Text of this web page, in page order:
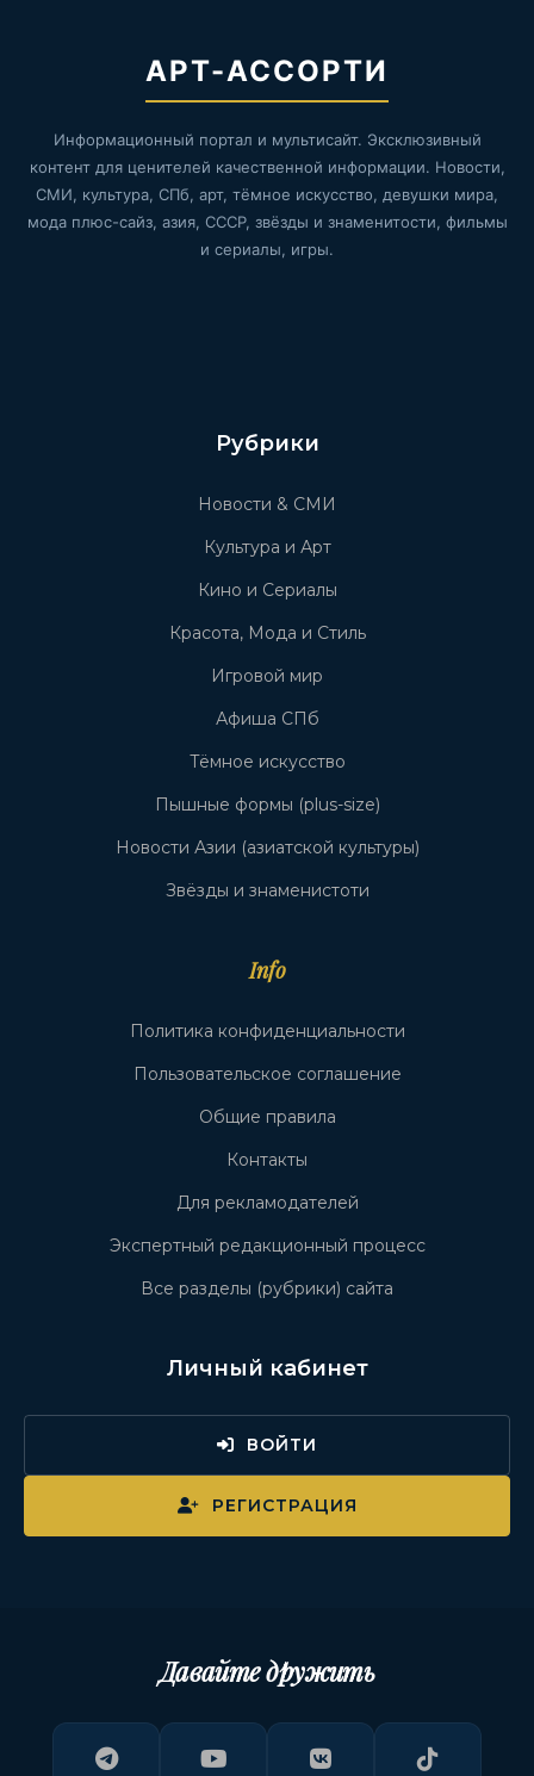
АРТ-АССОРТИ
Информационный портал и мультисайт. Эксклюзивный
контент для ценителей качественной информации. Новости,
СМИ, культура, СПб, арт, тёмное искусство, девушки мира,
мода плюс-сайз, азия, СССР, звёзды и знаменитости, фильмы
и сериалы, игры.
Рубрики
Новости & СМИ
Культура и Арт
Кино и Сериалы
Красота, Мода и Стиль
Игровой мир
Афиша СПб
Тёмное искусство
Пышные формы (plus-size)
Новости Азии (азиатской культуры)
Звёзды и знаменистоти
Info
Политика конфиденциальности
Пользовательское соглашение
Общие правила
Контакты
Для рекламодателей
Экспертный редакционный процесс
Все разделы (рубрики) сайта
Личный кабинет
ВОЙТИ
РЕГИСТРАЦИЯ
Давайте дружить